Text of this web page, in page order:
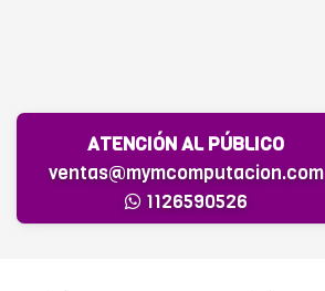
ATENCIÓN AL PÚBLICO
ventas@mymcomputacion.com
1126590526